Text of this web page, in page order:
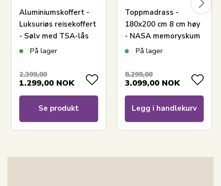
Aluminiumskoffert -
Luksuriøs reisekoffert
- Sølv med TSA-lås
På lager
2.399,00
1.299,00 NOK
Se produkt
Toppmadrass -
180x200 cm 8 cm høy
- NASA memoryskum
- Borg Living -
toppmadrass
På lager
8.299,00
3.099,00 NOK
Legg i handlekurv